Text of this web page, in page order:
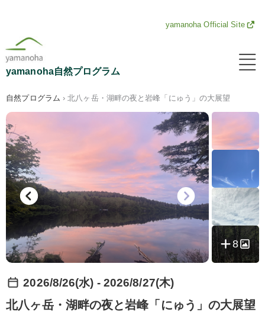
を
キ
ッ
プ
yamanoha Official Site
yamanoha自然プログラム
メ
ニ
自然プログラム › 北八ヶ岳・湖畔の夜と岩峰「にゅう」の大展望
8
2026/8/26(水) - 2026/8/27(木)
北八ヶ岳・湖畔の夜と岩峰「にゅう」の大展望